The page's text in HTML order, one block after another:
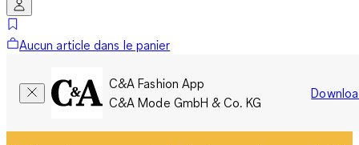
Aucun article dans le panier
C&A Fashion App
C&A Mode GmbH & Co. KG